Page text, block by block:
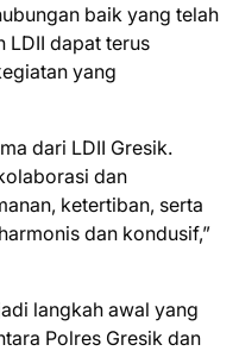
baik yang telah
LDII dapat terus
yang
dari LDII Gresik.
dan
ketertiban, serta
dan kondusif,”
langkah awal yang
Polres Gresik dan